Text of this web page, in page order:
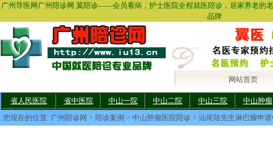
广州导医网广州陪诊网 翼陪诊——会员看病，护士医院全程就医陪诊，居家养老的
品牌
网站首页
省人民医院 省中医院 中山一院 中山二院 中山三院
中山肿瘤
您现在的位置: 广州陪诊网 > 陪诊案例 > 中山肿瘤医院陪诊 > 汕尾陆先生淋巴瘤申